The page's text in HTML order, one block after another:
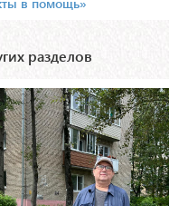
в помощь»
разделов